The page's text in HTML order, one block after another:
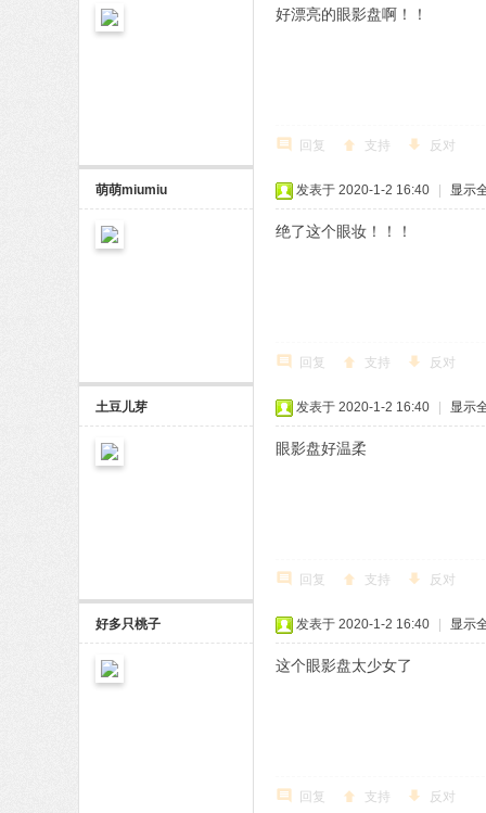
好漂亮的眼影盘啊！！
回复 支持 反对
萌萌miumiu 发表于 2020-1-2 16:40 显示
绝了这个眼妆！！！
回复 支持 反对
土豆儿芽 发表于 2020-1-2 16:40 显示
眼影盘好温柔
回复 支持 反对
好多只桃子 发表于 2020-1-2 16:40 显示
这个眼影盘太少女了
回复 支持 反对